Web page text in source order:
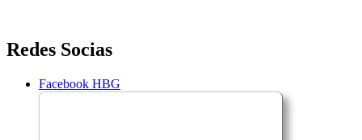
Saltar
para
conteúdo
Redes Socias
Facebook HBG